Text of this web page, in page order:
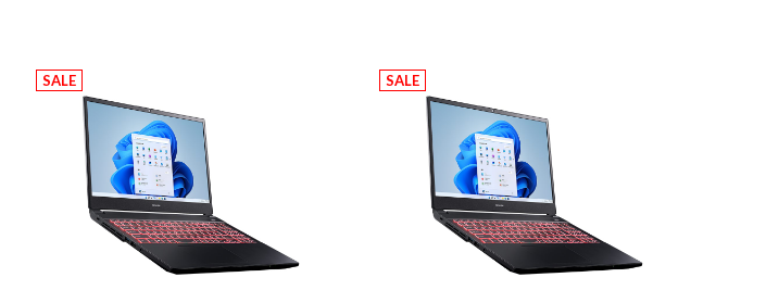
SALE SALE